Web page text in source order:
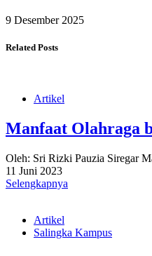
9 Desember 2025
Related Posts
Artikel
Manfaat Olahraga
Oleh: Sri Rizki Pauzia Siregar
11 Juni 2023
Selengkapnya
Artikel
Salingka Kampus